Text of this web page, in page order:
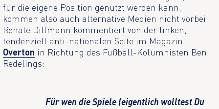
für die eigene Position genutzt werden kann,
kommen also auch alternative Medien nicht vorbei.
Renate Dillmann kommentiert von der linken,
tendenziell anti-nationalen Seite im Magazin
Overton in Richtung des Fußball-Kolumnisten Ben
Redelings:
Für wen die Spiele (eigentlich wolltest Du